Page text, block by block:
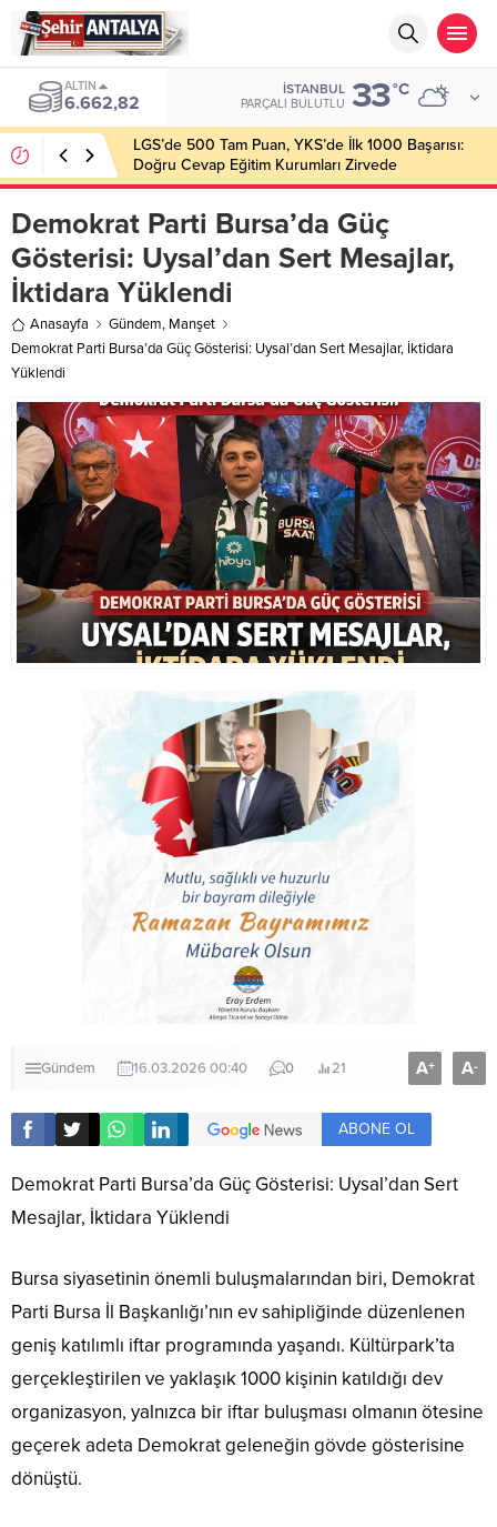
ALTIN
6.662,82
İSTANBUL
PARÇALI BULUTLU 33°C
LGS’de 500 Tam Puan, YKS’de İlk 1000 Başarısı:
Doğru Cevap Eğitim Kurumları Zirvede
Demokrat Parti Bursa’da Güç
Gösterisi: Uysal’dan Sert Mesajlar,
İktidara Yüklendi
Anasayfa Gündem, Manşet
Demokrat Parti Bursa’da Güç Gösterisi: Uysal’dan Sert Mesajlar, İktidara
Yüklendi
Gündem 16.03.2026 00:40 0 21 A+ A-
ABONE OL
Demokrat Parti Bursa’da Güç Gösterisi: Uysal’dan Sert
Mesajlar, İktidara Yüklendi
Bursa siyasetinin önemli buluşmalarından biri, Demokrat
Parti Bursa İl Başkanlığı’nın ev sahipliğinde düzenlenen
geniş katılımlı iftar programında yaşandı. Kültürpark’ta
gerçekleştirilen ve yaklaşık 1000 kişinin katıldığı dev
organizasyon, yalnızca bir iftar buluşması olmanın ötesine
geçerek adeta Demokrat geleneğin gövde gösterisine
dönüştü.